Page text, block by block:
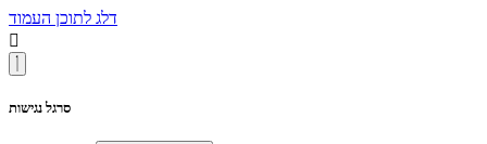
דלג לתוכן העמוד

סרגל נגישות